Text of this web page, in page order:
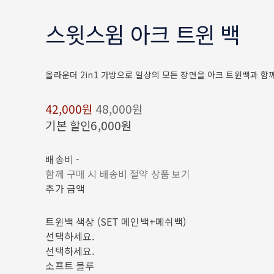
스윗스윔 아크 트윈 백
올라운더 2in1 가방으로 일상의 모든 장면을 아크 트윈백과 함
42,000원 48,000원
기본 할인6,000원
배송비-
함께 구매 시 배송비 절약 상품 보기
추가 금액
트윈백 색상 (SET 메인백+메쉬백)
선택하세요.
선택하세요.
소프트 블루